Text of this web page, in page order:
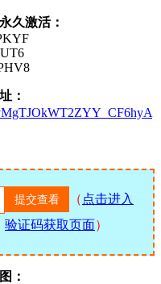
久激活：
：
（ 点击进入
验证码获取页面）
：